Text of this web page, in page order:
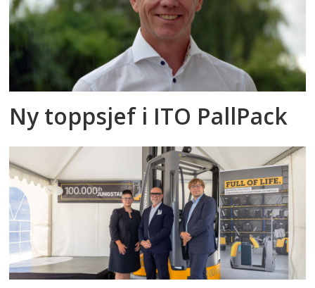
Ny toppsjef i ITO PallPack